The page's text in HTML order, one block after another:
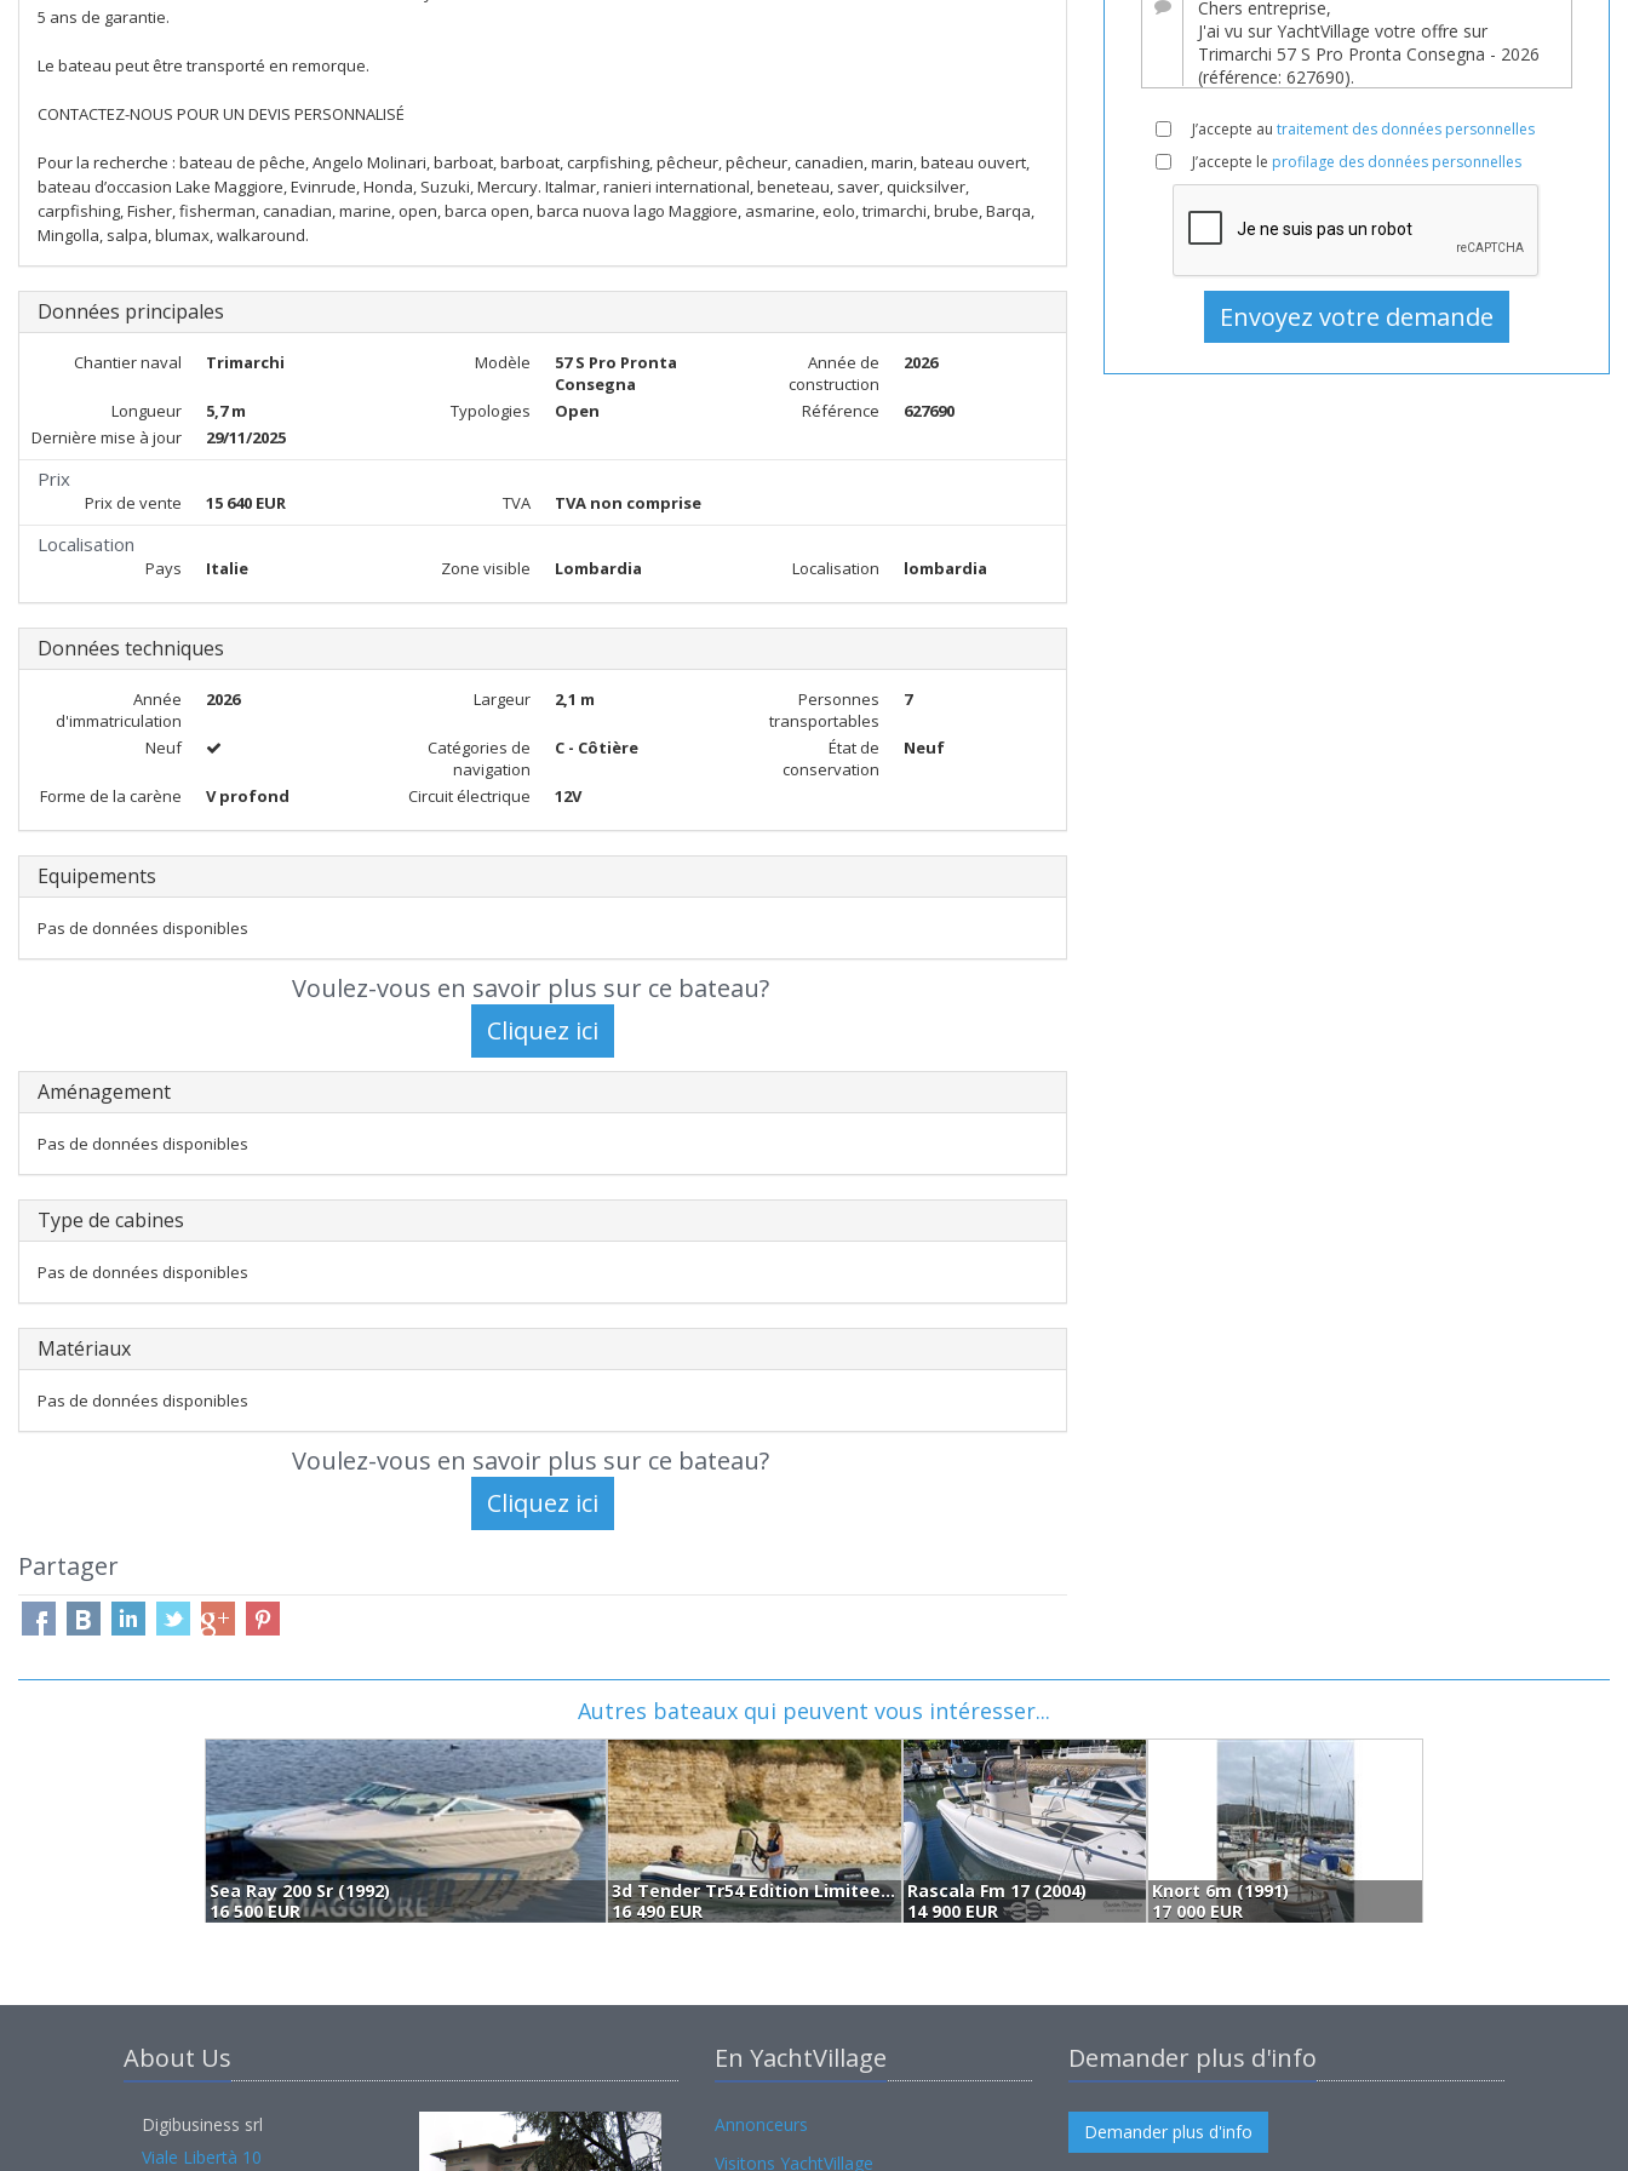
15 640 EUR
de
YachtVillage.net.
Bateaux,
Bateau
vente,
Bateaux
Nouveau,
Bateau
à
5 ans de garantie.
Le bateau peut être transporté en remorque.
CONTACTEZ-NOUS POUR UN DEVIS PERSONNALISÉ
Pour la recherche : bateau de pêche, Angelo Molinari, barboat, barboat, carpfishing, pêcheur, pêcheur, canadien, marin, bateau ouvert,
bateau d’occasion Lake Maggiore, Evinrude, Honda, Suzuki, Mercury. Italmar, ranieri international, beneteau, saver, quicksilver,
carpfishing, Fisher, fisherman, canadian, marine, open, barca open, barca nuova lago Maggiore, asmarine, eolo, trimarchi, brube, Barqa,
Mingolla, salpa, blumax, walkaround.
Données principales
Chantier naval Trimarchi Modèle
57 S Pro Pronta
Consegna
Année de
construction
2026
Longueur 5,7 m Typologies Open Référence
627690
Dernière mise à jour
29/11/2025
Prix
Prix de vente 15 640 EUR TVA TVA non comprise
Localisation
Pays Italie Zone visible Lombardia Localisation lombardia
Données techniques
Année
d'immatriculation
2026 Largeur 2,1 m
Personnes
transportables
7
Neuf
Catégories de
navigation
C - Côtière
État de
conservation
Neuf
Forme de la carène V profond Circuit électrique 12V
Equipements
Pas de données disponibles
Voulez-vous en savoir plus sur ce bateau?
Aménagement
Pas de données disponibles
Type de cabines
Pas de données disponibles
Matériaux
Pas de données disponibles
Voulez-vous en savoir plus sur ce bateau?
Partager
J’accepte au traitement des données personnelles
J’accepte le profilage des données personnelles
Autres bateaux qui peuvent vous intéresser...
Sea Ray 200 Sr (1992)
16 500 EUR
3d Tender Tr54 Edition Limitee (2026)
16 490 EUR
Rascala Fm 17 (2004)
14 900 EUR
Knort 6m (1991)
17 000 EUR
About Us
Digibusiness srl
Viale Libertà 10
En YachtVillage
Annonceurs
Visitons YachtVillage
Demander plus d'info
Demander plus d'info